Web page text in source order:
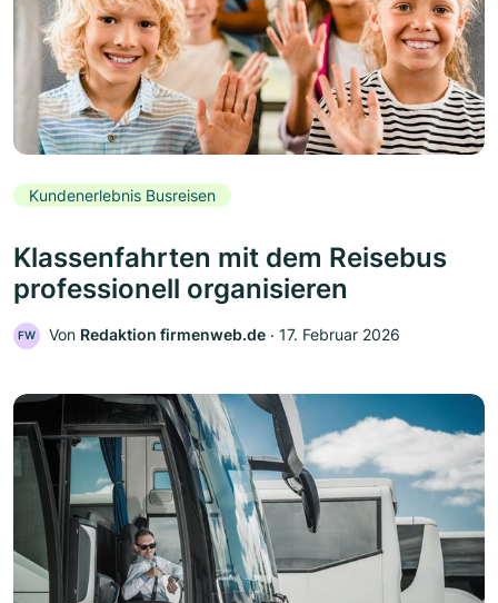
Kundenerlebnis Busreisen
Klassenfahrten mit dem Reisebus
professionell organisieren
FW Von Redaktion firmenweb.de ‧ 17. Februar 2026